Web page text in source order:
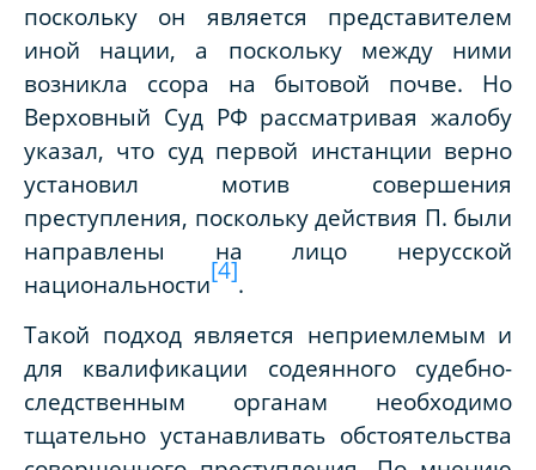
поскольку он является представителем
иной нации, а поскольку между ними
возникла ссора на бытовой почве. Но
Верховный Суд РФ рассматривая жалобу
указал, что суд первой инстанции верно
установил мотив совершения
преступления, поскольку действия П. были
направлены на лицо нерусской
национальности[4].
Такой подход является неприемлемым и
для квалификации содеянного судебно-
следственным органам необходимо
тщательно устанавливать обстоятельства